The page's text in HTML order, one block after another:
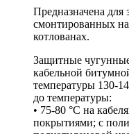
Предназначена
смонтированных
котлованах.
Защитные
кабельной
температуры 130-
до температуры:
• 75-80 °С на
покрытиями; с